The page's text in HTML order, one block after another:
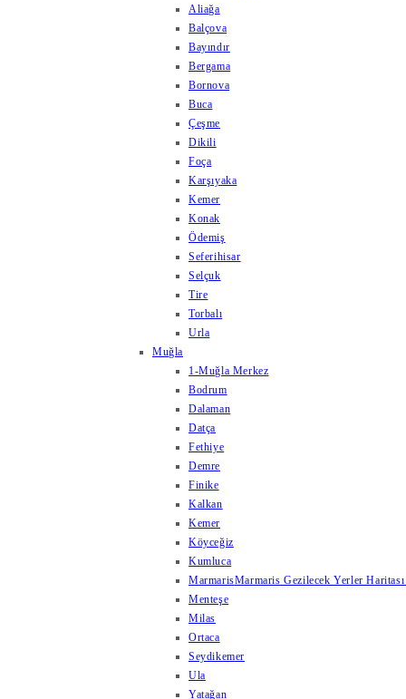
Aliağa
Balçova
Bayındır
Bergama
Bornova
Buca
Çeşme
Dikili
Foça
Karşıyaka
Kemer
Konak
Ödemiş
Seferihisar
Selçuk
Tire
Torbalı
Urla
Muğla
1-Muğla Merkez
Bodrum
Dalaman
Datça
Fethiye
Demre
Finike
Kalkan
Kemer
Köyceğiz
Kumluca
MarmarisMarmaris Gezilecek Yerler
Menteşe
Milas
Ortaca
Seydikemer
Ula
Yatağan